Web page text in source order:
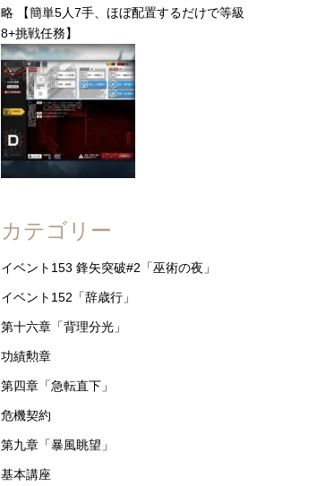
略 【簡単5人7手、ほぼ配置するだけで等級
8+挑戦任務】
カテゴリー
イベント153 鋒矢突破#2「巫術の夜」
イベント152「辞歳行」
第十六章「背理分光」
功績勲章
第四章「急転直下」
危機契約
第九章「暴風眺望」
基本講座